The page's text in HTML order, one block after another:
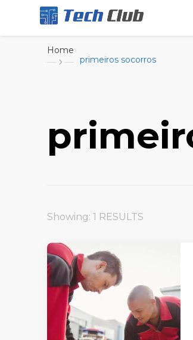
Canal Tech
Home
primeiros socorros
Showing: 1 RESULTS